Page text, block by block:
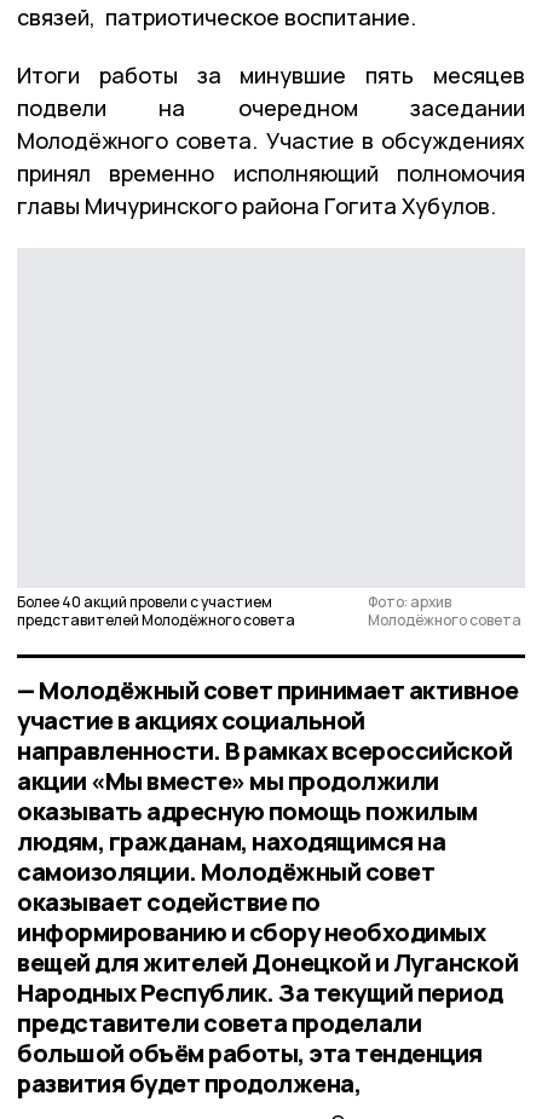
связей, патриотическое воспитание.
Итоги работы за минувшие пять месяцев
подвели на очередном заседании
Молодёжного совета. Участие в обсуждениях
принял временно исполняющий полномочия
главы Мичуринского района Гогита Хубулов.
Более 40 акций провели с участием
представителей Молодёжного совета
Фото: архив
Молодёжного совета
— Молодёжный совет принимает активное
участие в акциях социальной
направленности. В рамках всероссийской
акции «Мы вместе» мы продолжили
оказывать адресную помощь пожилым
людям, гражданам, находящимся на
самоизоляции. Молодёжный совет
оказывает содействие по
информированию и сбору необходимых
вещей для жителей Донецкой и Луганской
Народных Республик. За текущий период
представители совета проделали
большой объём работы, эта тенденция
развития будет продолжена,